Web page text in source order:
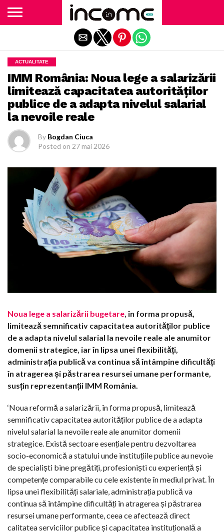
ACTUALITATE
IMM România: Noua lege a salarizării
limitează capacitatea autorităților
publice de a adapta nivelul salarial
la nevoile reale
By Bogdan Ciuca
Posted on 27 mai 2026
Noua lege a salarizării bugetare , în forma propusă,
limitează semnificativ capacitatea autorităților publice
de a adapta nivelul salarial la nevoile reale ale anumitor
domenii strategice, iar în lipsa unei flexibilități,
administrația publică va continua să întâmpine dificultăți
în atragerea și păstrarea resursei umane performante,
susțin reprezentanții IMM România.
‘Noua reformă a salarizării, în forma propusă, limitează
semnificativ capacitatea autorităților publice de a adapta
nivelul salarial la nevoile reale ale anumitor domenii
strategice. Există sectoare esențiale pentru dezvoltarea
socio-economică a statului unde instituțiile publice au nevoie
de specialiști bine pregătiți, profesioniști cu experiență și
competențe comparabile cu cele existente în mediul privat. În
lipsa unei flexibilități salariale, administrația publică va
continua să întâmpine dificultăți în atragerea și păstrarea
resursei umane performante, ceea ce afectează direct
calitatea serviciilor publice și capacitatea instituțională a
Exit mobile version